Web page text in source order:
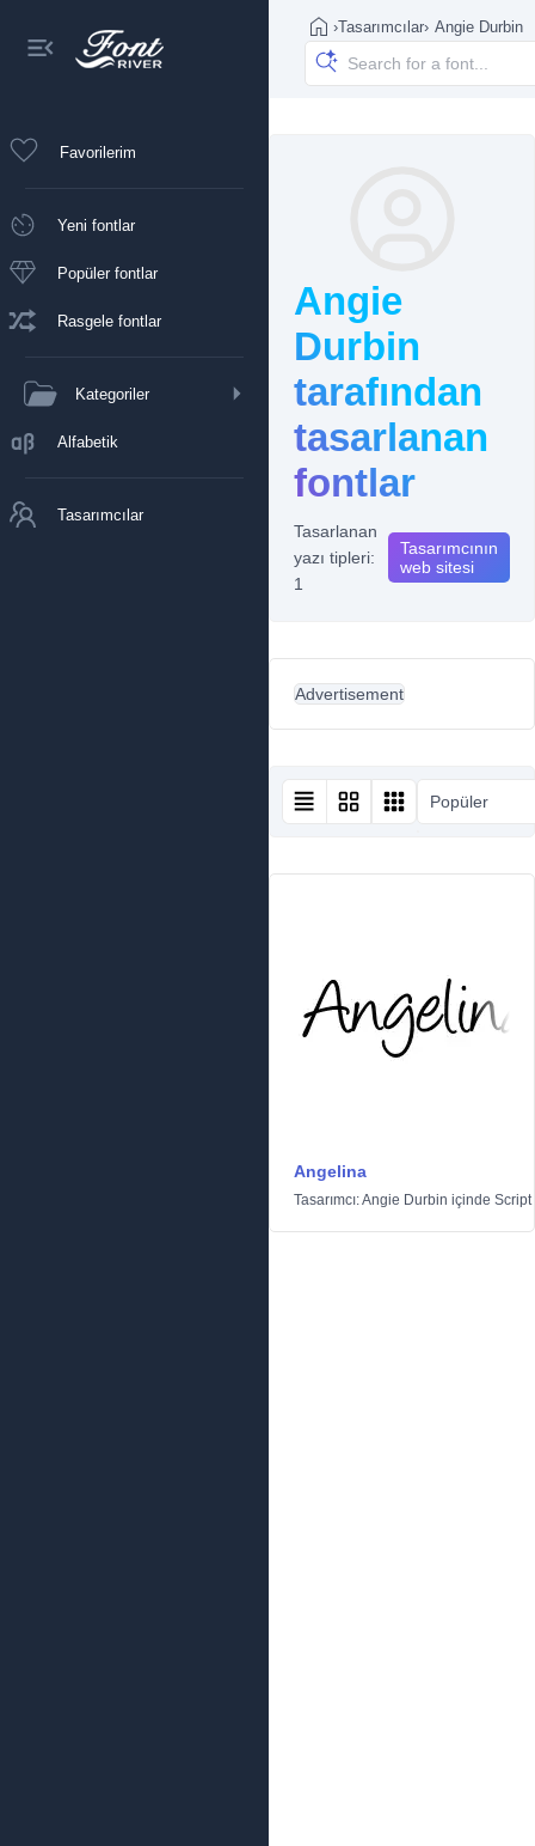
Favorilerim
Yeni fontlar
Popüler fontlar
Rasgele fontlar
Kategoriler
Alfabetik
Tasarımcılar
›Tasarımcılar› Angie Durbin
Angie
Durbin
tarafından
tasarlanan
fontlar
Tasarlanan
yazı tipleri:
1
Tasarımcının
web sitesi
Advertisement
Popüler
Angelina
Tasarımcı:Angie Durbin içinde Script